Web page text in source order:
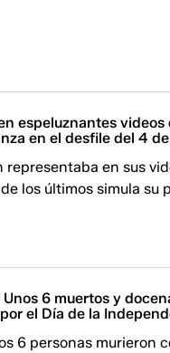
espeluznantes
en el desfile del 4
representaba en sus
los últimos simula su
Unos 6 muertos y
el Día de la
6 personas murieron